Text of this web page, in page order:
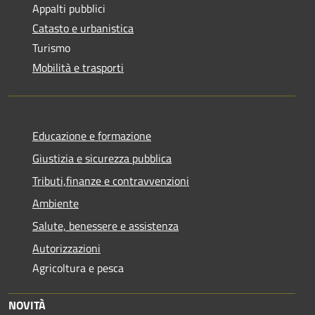
Appalti pubblici
Catasto e urbanistica
Turismo
Mobilità e trasporti
Educazione e formazione
Giustizia e sicurezza pubblica
Tributi,finanze e contravvenzioni
Ambiente
Salute, benessere e assistenza
Autorizzazioni
Agricoltura e pesca
NOVITÀ